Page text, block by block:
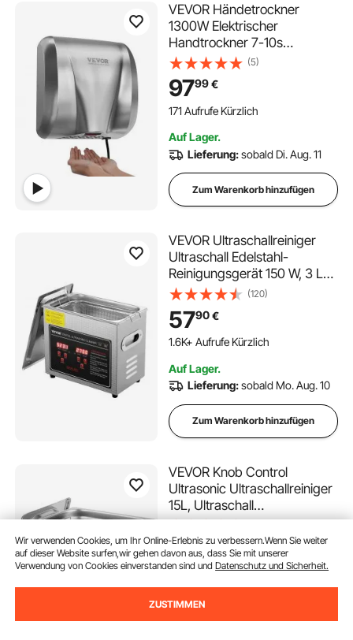
VEVOR Händetrockner
1300W Elektrischer
Handtrockner 7-10s
Trocknungszeit
Kommerzieller
Wandhandtrockner Handfön
mit HEPA-Filter 99,97%
Lufthandtrockner Küche
Badezimmer Toilette
(5)
9799€
171 Aufrufe Kürzlich
Auf Lager.
Lieferung:sobald Di. Aug. 11
Zum Warenkorb hinzufügen
VEVOR Ultraschallreiniger
Ultraschall Edelstahl-
Reinigungsgerät 150 W, 3 L
Ultraschallreinigungsgerät
mit Digitaler Anzeige 0-30
Min, Reinigung Ultraschall für
Schmuck, Brillen, Uhren usw.
(120)
5790€
1.6K+ Aufrufe Kürzlich
Auf Lager.
Lieferung:sobald Mo. Aug. 10
Zum Warenkorb hinzufügen
VEVOR Knob Control
Ultrasonic Ultraschallreiniger
15L, Ultraschall
Reinigungsgerät mit Heizung,
Schmuckreiniger Ultraschall
230 V, Digitaler
Ultraschallreiniger 400 W
Ultraschallreinigungsgerät 40
kHz
12290€
254 Aufrufe Kürzlich
Auf Lager.
Wir verwenden Cookies, um Ihr Online-Erlebnis zu verbessern.Wenn Sie weiter
auf dieser Website surfen,wir gehen davon aus, dass Sie mit unserer
Verwendung von Cookies einverstanden sind undDatenschutz und Sicherheit.
ZUSTIMMEN